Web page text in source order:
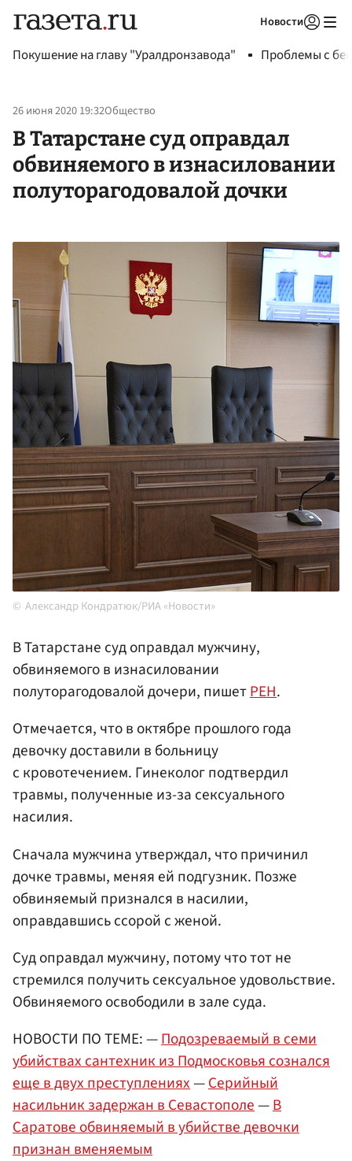
Новости
Покушение на главу "Уралдронзавода" Проблемы с
26 июня 2020 19:32Общество
В Татарстане суд оправдал
обвиняемого в изнасиловании
полуторагодовалой дочки
Александр Кондратюк/РИА «Новости»
В Татарстане суд оправдал мужчину,
обвиняемого в изнасиловании
полуторагодовалой дочери, пишетРЕН.
Отмечается, что в октябре прошлого года
девочку доставили в больницу
с кровотечением. Гинеколог подтвердил
травмы, полученные из-за сексуального
насилия.
Сначала мужчина утверждал, что причинил
дочке травмы, меняя ей подгузник. Позже
обвиняемый признался в насилии,
оправдавшись ссорой с женой.
Суд оправдал мужчину, потому что тот не
стремился получить сексуальное удовольствие.
Обвиняемого освободили в зале суда.
НОВОСТИ ПО ТЕМЕ: —Подозреваемый в семи
убийствах сантехник из Подмосковья сознался
еще в двух преступлениях—Серийный
насильник задержан в Севастополе—В
Саратове обвиняемый в убийстве девочки
признан вменяемым